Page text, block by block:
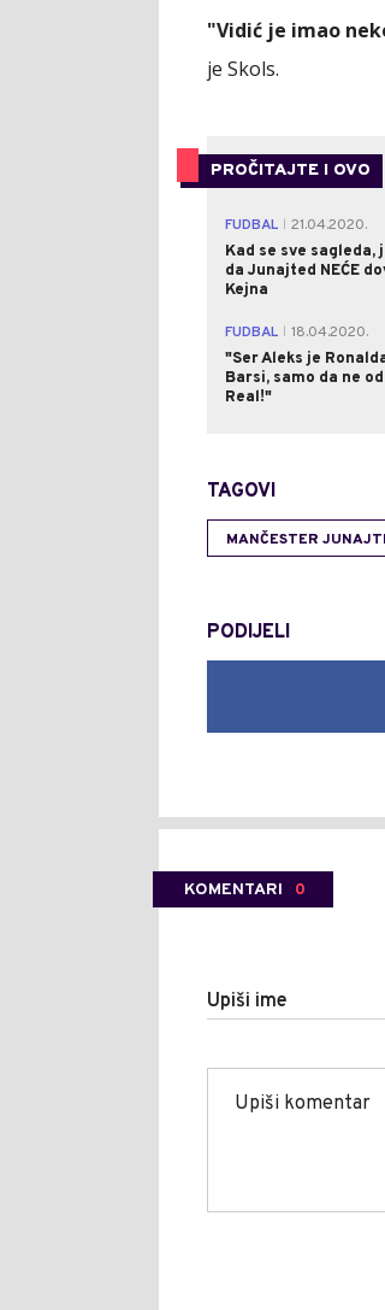
"Vidić je imao
je Skols.
PROČITAJTE I OVO
FUDBAL
21.04.2020.
Kad se sve sagleda,
da Junajted NEĆE
Kejna
FUDBAL
18.04.2020.
"Ser Aleks je
Barsi, samo da ne
Real!"
TAGOVI
MANČESTER
PODIJELI
KOMENTARI 0
Upiši ime